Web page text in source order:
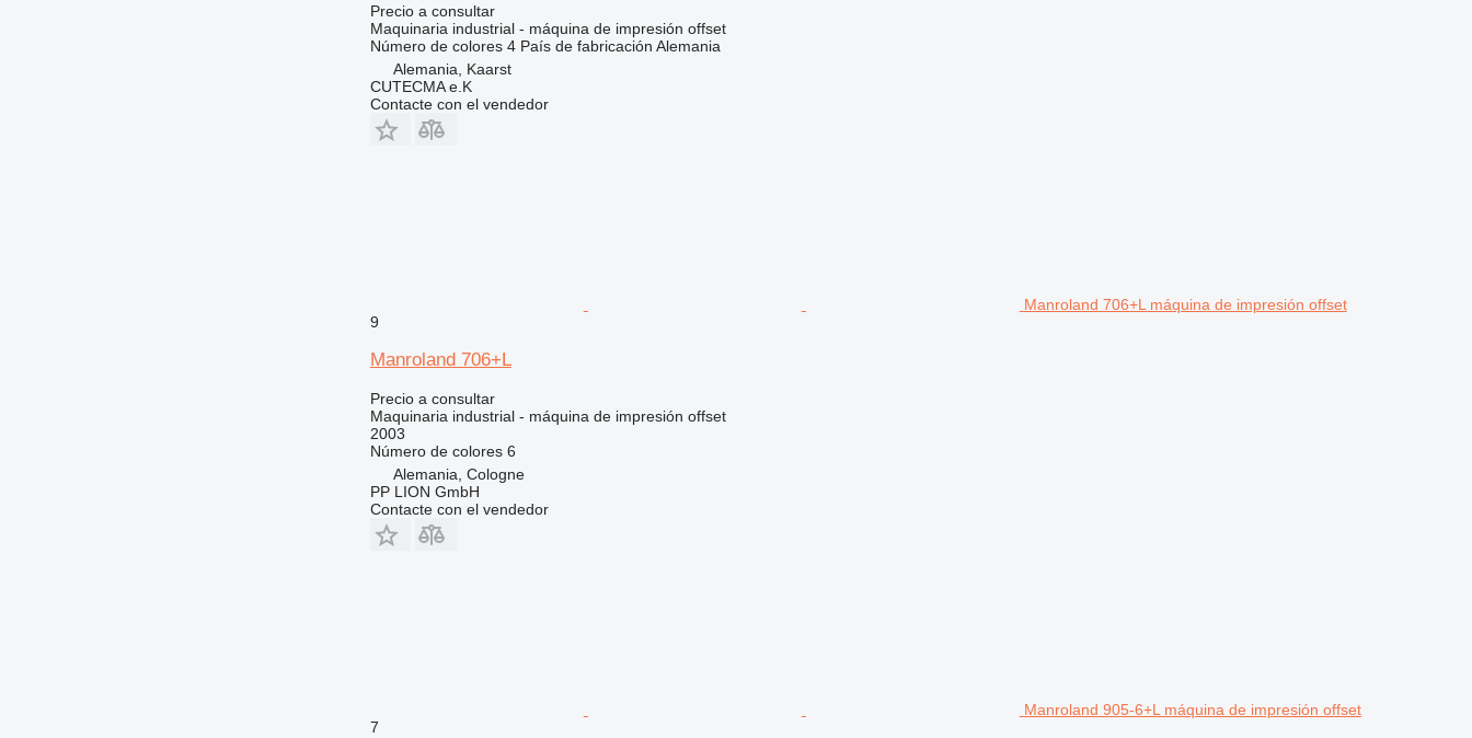
Precio a consultar
Maquinaria industrial - máquina de impresión offset
Número de colores 4 País de fabricación Alemania
Alemania, Kaarst
CUTECMA e.K
Contacte con el vendedor
Manroland 706+L máquina de impresión offset
9
Manroland 706+L
Precio a consultar
Maquinaria industrial - máquina de impresión offset
2003
Número de colores 6
Alemania, Cologne
PP LION GmbH
Contacte con el vendedor
Manroland 905-6+L máquina de impresión offset
7